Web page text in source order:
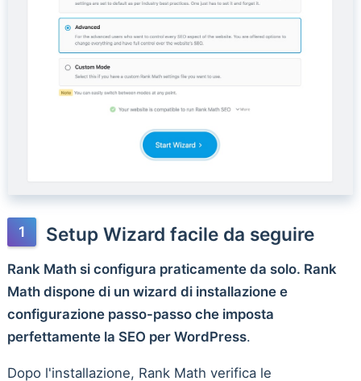
Setup Wizard facile da seguire
Rank Math si configura praticamente da solo. Rank
Math dispone di un wizard di installazione e
configurazione passo-passo che imposta
perfettamente la SEO per WordPress.
Dopo l'installazione, Rank Math verifica le